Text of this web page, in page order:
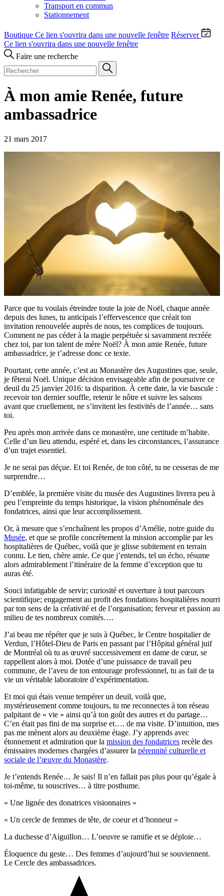
Transport en commun
Stationnement
Boutique Ce lien s'ouvrira dans une nouvelle fenêtre Réserver
Ce lien s'ouvrira dans une nouvelle fenêtre
Faire une recherche
À mon amie Renée, future
ambassadrice
21 mars 2017
Parce que tu voulais étreindre toute la joie de Noël, chaque année
depuis des lunes, tu anticipais l’effervescence que créait ton
invitation renouvelée auprès de nous, tes complices de toujours.
Comment ne pas céder à la magie perpétuée si savamment recréée
chez toi, par ton talent de mère Noël? À mon amie Renée, future
ambassadrice, je t’adresse donc ce texte.
Pourtant, cette année, c’est au Monastère des Augustines que, seule,
je fêterai Noël. Unique décision envisageable afin de poursuivre ce
deuil du 25 janvier 2016: ta disparition. À cette date, la vie bascule :
recevoir ton dernier souffle, retenir le nôtre et suivre les saisons
avant que cruellement, ne s’invitent les festivités de l’année… sans
toi.
Peu après mon arrivée dans ce monastère, une certitude m’habite.
Celle d’un lieu attendu, espéré et, dans les circonstances, l’assurance
d’un trajet essentiel.
Je ne serai pas déçue. Et toi Renée, de ton côté, tu ne cesseras de me
surprendre…
D’emblée, la première visite du musée des Augustines livrera peu à
peu l’empreinte du temps historique, la vision phénoménale des
fondatrices, ainsi que leur accomplissement.
Or, à mesure que s’enchaînent les propos d’Amélie, notre guide du
Musée, et que se profile concrètement la mission accomplie par les
hospitalières de Québec, voilà que je glisse subitement en terrain
connu. Le tien, chère amie. Ce que j’entends, tel un écho, résume
alors admirablement l’itinéraire de la femme d’exception que tu
auras été.
Souci infatigable de servir; curiosité et ouverture à tout parcours
scientifique; engagement au profit des fondations hospitalières nourri
par ton sens de la créativité et de l’organisation; ferveur et passion au
milieu de tes nombreux comités….
J’ai beau me répéter que je suis à Québec, le Centre hospitalier de
Verdun, l’Hôtel-Dieu de Paris en passant par l’Hôpital général juif
de Montréal où tu as œuvré successivement en dame de cœur, se
rappellent alors à moi. Dotée d’une puissance de travail peu
commune, de l’aveu de ton entourage professionnel, tu as fait de ta
vie un véritable laboratoire d’expérimentation.
Et moi qui étais venue tempérer un deuil, voilà que,
mystérieusement comme toujours, tu me reconnectes à ton réseau
palpitant de « vie » ainsi qu’à ton goût des autres et du partage…
C’en était pas fini de ma surprise et…. de ma visite. D’intuition, mes
pas me mènent alors au deuxième étage. J’y apprends avec
étonnement et admiration que la mission des fondatrices recèle des
émissaires modernes chargées d’assurer la pérennité culturelle et
sociale de l’œuvre du Monastère.
Je t’entends Renée… Je sais! Il n’en fallait pas plus pour qu’égale à
toi-même, tu souscrives… à titre posthume.
« Une lignée des donatrices visionnaires »
« Un cercle de femmes de tête, de coeur et d’honneur »
La duchesse d’Aiguillon… L’oeuvre se ramifie et se déploie…
Éloquence du geste… Des femmes d’aujourd’hui se souviennent.
Le Cercle des ambassadrices.